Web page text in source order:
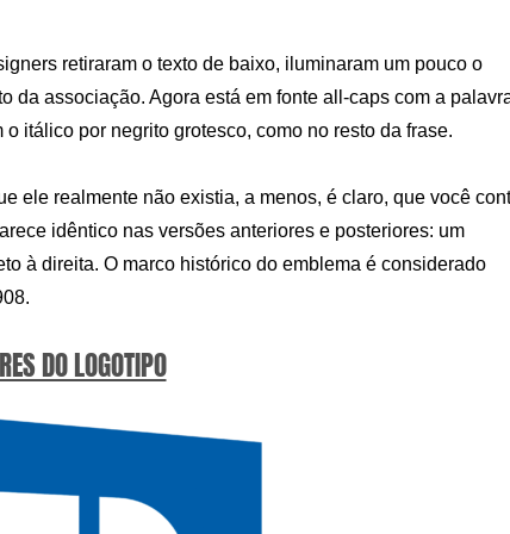
retiraram o texto de baixo, iluminaram um pouco o
da associação. Agora está em fonte all-caps com a
itálico por negrito grotesco, como no resto da frase.
ele realmente não existia, a menos, é claro, que você
idêntico nas versões anteriores e posteriores: um
à direita. O marco histórico do emblema é considerado
DO LOGOTIPO